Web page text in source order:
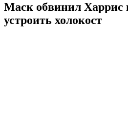
Маск обвинил Харрис
устроить холокост